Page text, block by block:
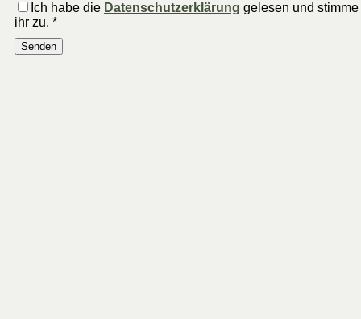
Ich habe die Datenschutzerklärung gelesen und stimme
ihr zu. *